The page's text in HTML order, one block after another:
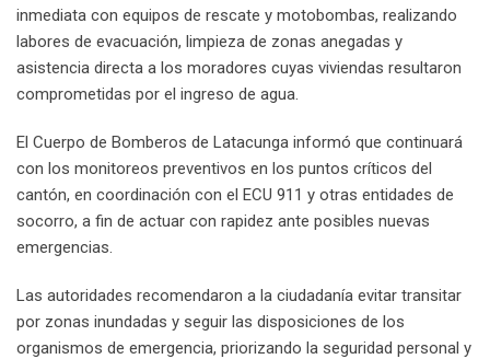
inmediata con equipos de rescate y motobombas, realizando
labores de evacuación, limpieza de zonas anegadas y
asistencia directa a los moradores cuyas viviendas resultaron
comprometidas por el ingreso de agua.
El Cuerpo de Bomberos de Latacunga informó que continuará
con los monitoreos preventivos en los puntos críticos del
cantón, en coordinación con el ECU 911 y otras entidades de
socorro, a fin de actuar con rapidez ante posibles nuevas
emergencias.
Las autoridades recomendaron a la ciudadanía evitar transitar
por zonas inundadas y seguir las disposiciones de los
organismos de emergencia, priorizando la seguridad personal y